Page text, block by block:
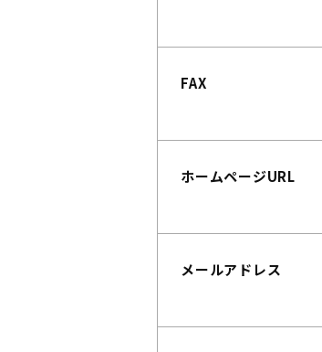
FAX
ホームページURL
メールアドレス